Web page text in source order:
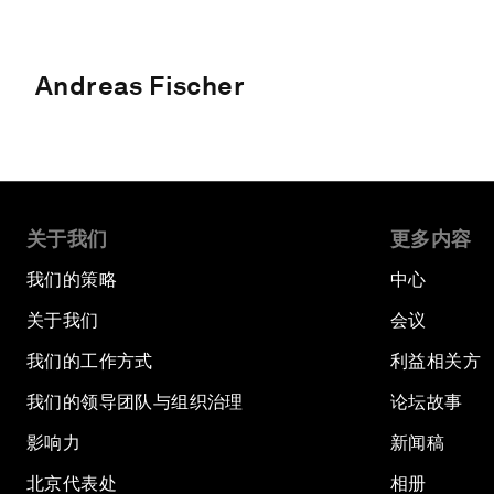
Andreas Fischer
关于我们
我们的策略
关于我们
我们的工作方式
我们的领导团队与组织治理
影响力
北京代表处
更多内容
中心
会议
利益相关方
论坛故事
新闻稿
相册